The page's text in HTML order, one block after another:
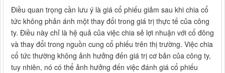
Điều quan trọng cần lưu ý là giá cổ phiếu giảm sau khi chia cổ
tức không phản ánh một thay đổi trong giá trị thực tế của công
ty. Điều này chỉ là hệ quả của việc chia sẻ lợi nhuận với cổ đông
và thay đổi trong nguồn cung cổ phiếu trên thị trường. Việc chia
cổ tức thường không ảnh hưởng đến giá trị cơ bản của công ty,
tuy nhiên, nó có thể ảnh hưởng đến việc đánh giá cổ phiếu